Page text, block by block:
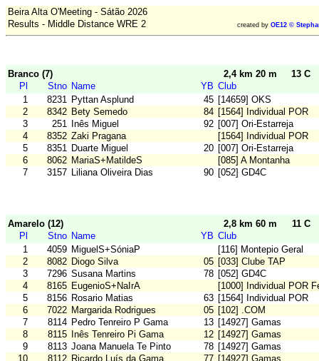
Beira Alta O'Meeting - Sátão 2026
Results - Middle Distance WRE 2
created by OE12 ©
Branco (7) 2,4 km 20 m
13 C
Pl
Stno Name YB Club
1
8231 Pyttan Asplund 45 [14659] OKS
2
8342 Bety Semedo 84 [1564] Individual POR
3
251 Inês Miguel 92 [007] Ori-Estarreja
4
8352 Zaki Pragana
[1564] Individual POR
5
8351 Duarte Miguel 20 [007] Ori-Estarreja
6
8062 MariaS+MatildeS
[085] A Montanha
7
3157 Liliana Oliveira Dias 90 [052] GD4C
Amarelo (12) 2,8 km 60 m
11 C
Pl
Stno Name YB Club
1
4059 MiguelS+SóniaP
[116] Montepio Geral
2
8082 Diogo Silva 05 [033] Clube TAP
3
7296 Susana Martins 78 [052] GD4C
4
8165 EugenioS+NaIrA
[1000] Individual POR
5
8156 Rosario Matias 63 [1564] Individual POR
6
7022 Margarida Rodrigues 05 [102] .COM
7
8114 Pedro Tenreiro P Gama 13 [14927] Gamas
8
8115 Inês Tenreiro Pi Gama 12 [14927] Gamas
9
8113 Joana Manuela Te Pinto 78 [14927] Gamas
10
8112 Ricardo Luís da Gama 77 [14927] Gamas